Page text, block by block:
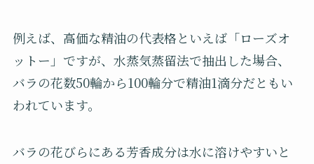
例えば、高価な精油の代表格といえば「ローズオ
ットー」ですが、水蒸気蒸留法で抽出した場合、
バラの花数50輪から100輪分で精油1滴分だともい
われています。
バラの花びらにある芳香成分は水に溶けやすいと